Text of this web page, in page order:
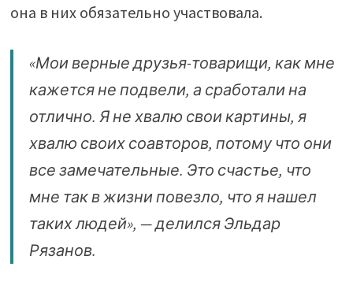
она в них обязательно участвовала.
«Мои верные друзья-товарищи, как мне
кажется не подвели, а сработали на
отлично. Я не хвалю свои картины, я
хвалю своих соавторов, потому что они
все замечательные. Это счастье, что
мне так в жизни повезло, что я нашел
таких людей», — делился Эльдар
Рязанов.